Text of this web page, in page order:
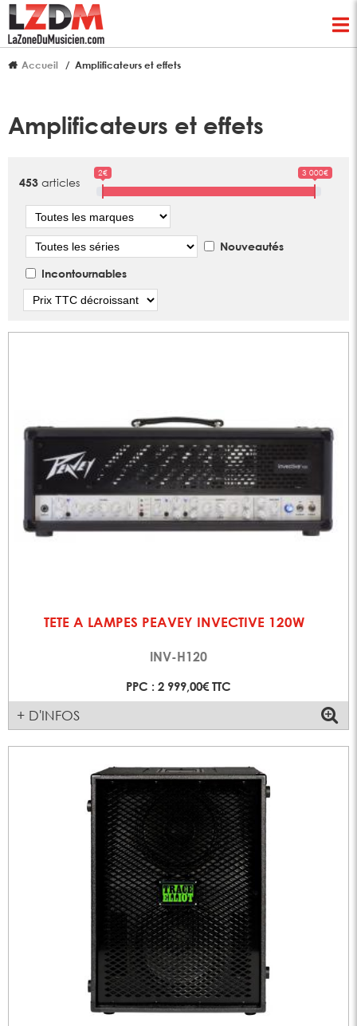
Accueil Amplificateurs et effets
Amplificateurs et effets
453 articles
2€ 3 000€
Marque
Série
Nouveautés
Incontournables
TETE A LAMPES PEAVEY INVECTIVE 120W
INV-H120
PPC : 2 999,00€ TTC
+ D'INFOS